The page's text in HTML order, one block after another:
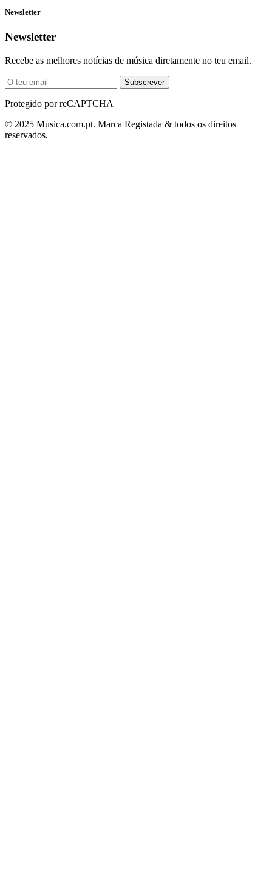
Newsletter
Newsletter
Recebe as melhores notícias de música diretamente no teu email.
Subscrever
Protegido por reCAPTCHA
© 2025 Musica.com.pt. Marca Registada & todos os direitos
reservados.